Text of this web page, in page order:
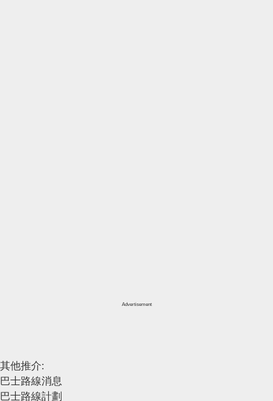
Advertisement
其他推介:
巴士路線消息
巴士路線計劃